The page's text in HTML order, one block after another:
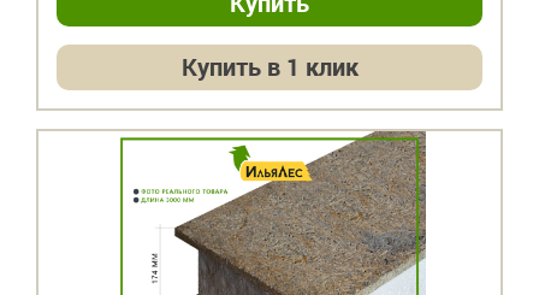
Купить в 1 клик